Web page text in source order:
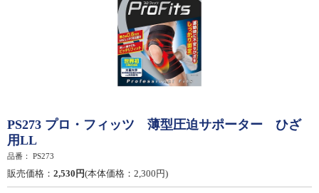
PS273 プロ・フィッツ 薄型圧迫サポーター ひざ
用LL
品番： PS273
販売価格： 2,530円(本体価格：2,300円)